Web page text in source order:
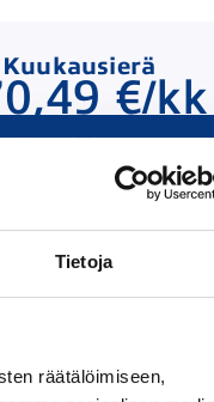
Tietoja
räätälöimiseen,
Kuukausierä
€/kk
Hae rahoitusta
suuntaa antava ja
ja